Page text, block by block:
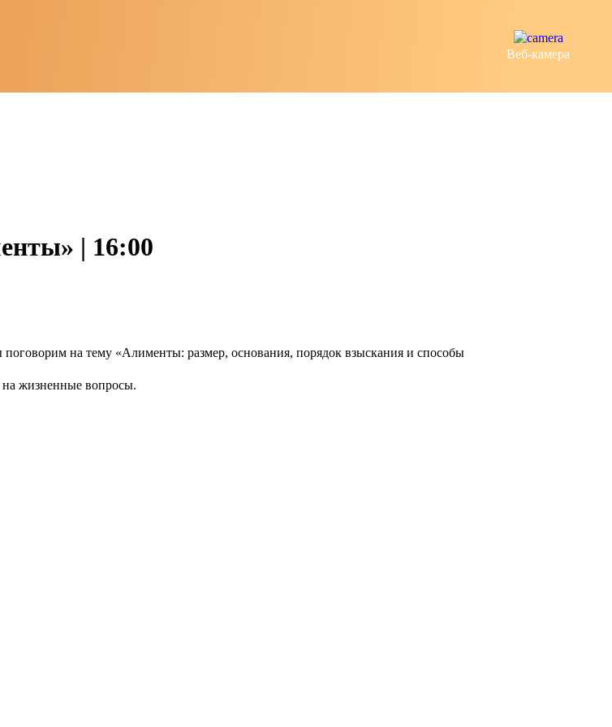
Веб-камера
| 16:00
на тему «Алименты: размер, основания, порядок взыскания и способы
на жизненные вопросы.